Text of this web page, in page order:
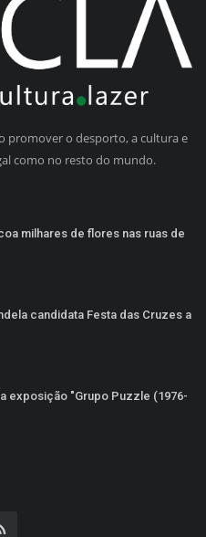
promover o desporto, a cultura e
como no resto do mundo.
milhares de flores nas ruas de
candidata Festa das Cruzes a
exposição "Grupo Puzzle (1976-